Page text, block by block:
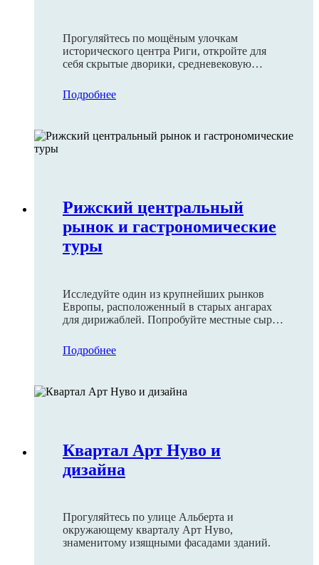
Прогуляйтесь по мощёным улочкам
исторического центра Риги, откройте для
себя скрытые дворики, средневековую
Подробнее
Рижский центральный
рынок и гастрономические
туры
Исследуйте один из крупнейших рынков
Европы, расположенный в старых ангарах
для дирижаблей. Попробуйте местные сыры,
фрукты.
Подробнее
Квартал Арт Нуво и
дизайна
Прогуляйтесь по улице Альберта и
окружающему кварталу Арт Нуво,
знаменитому изящными фасадами зданий.